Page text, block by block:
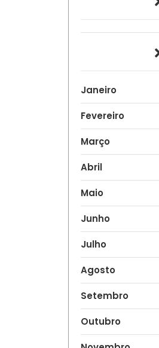
Janeiro
Fevereiro
Março
Abril
Maio
Junho
Julho
Agosto
Setembro
Outubro